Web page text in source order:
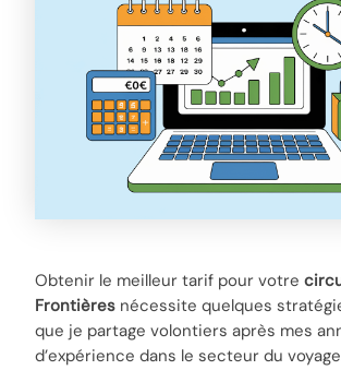
Obtenir le meilleur tarif pour votre
Frontières nécessite quelques
que je partage volontiers après mes
d’expérience dans le secteur du